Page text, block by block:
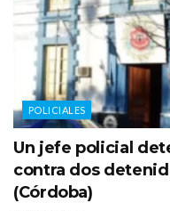
POLICIALES
Un jefe policial
contra dos
(Córdoba)